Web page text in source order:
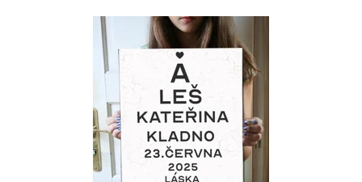
Vtipný a originální svatební dar
Skladem
DejDar